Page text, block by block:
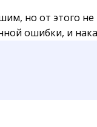
но от этого
ошибки, и